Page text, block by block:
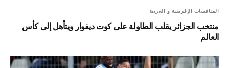
المنافسات الإفريقية و العربية
منتخب الجزائر يقلب الطاولة على كوت ديفوار ويتأهل إلى كأس
العالم